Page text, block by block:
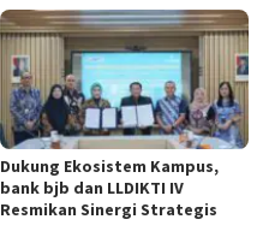
Dukung Ekosistem Kampus,
bank bjb dan LLDIKTI IV
Resmikan Sinergi Strategis